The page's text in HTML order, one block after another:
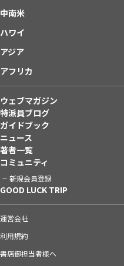
中南米
ハワイ
アジア
アフリカ
ウェブマガジン
特派員ブログ
ガイドブック
ニュース
著者一覧
コミュニティ
新規会員登録
GOOD LUCK TRIP
運営会社
利用規約
書店御担当者様へ